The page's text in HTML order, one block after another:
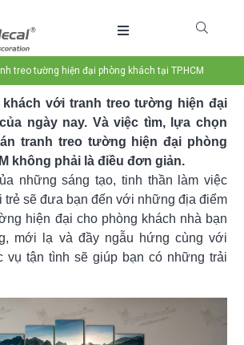
treo tường hiện đại phòng khách tại TP.HCM
khách với tranh treo tường hiện đại
ngày nay. Và việc tìm, lựa chọn
tranh treo tường hiện đại phòng
không phải là điều đơn giản.
những sáng tạo, tinh thần làm việc
trẻ sẽ đưa bạn đến với những địa điểm
hiện đại cho phòng khách nhà bạn
mới lạ và đầy ngẫu hứng cùng với
vụ tận tình sẽ giúp bạn có những trải